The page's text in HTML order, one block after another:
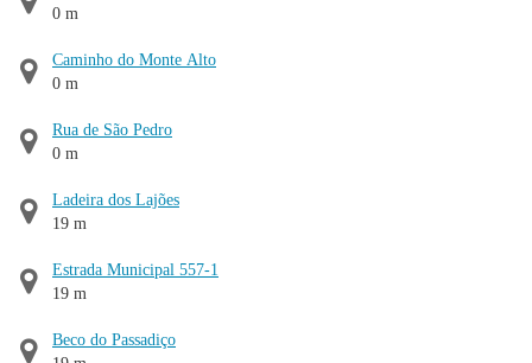
0 m
Caminho do Monte Alto
0 m
Rua de São Pedro
0 m
Ladeira dos Lajões
19 m
Estrada Municipal 557-1
19 m
Beco do Passadiço